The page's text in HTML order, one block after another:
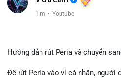
1 m · Youtube
Hướng dẫn rút Peria và chuyển
Để rút Peria vào ví cá nhân, người